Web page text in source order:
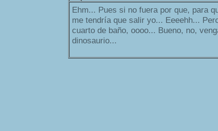
Ehm... Pues si no fuera por que, para
me tendría que salir yo... Eeeehh...
cuarto de baño, oooo... Bueno, no,
dinosaurio...